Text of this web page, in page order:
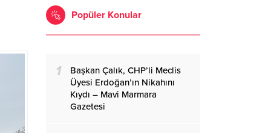
Popüler Konular
1
Başkan Çalık, CHP’li Meclis
Üyesi Erdoğan’ın Nikahını
Kıydı – Mavi Marmara
Gazetesi